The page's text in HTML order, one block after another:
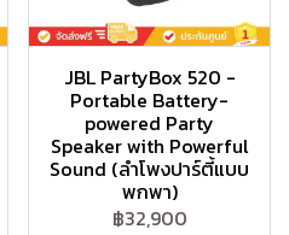
JBL PartyBox 520 -
Portable Battery-
powered Party
Speaker with Powerful
Sound (ลำโพงปาร์ตี้แบบ
พกพา)
฿32,900